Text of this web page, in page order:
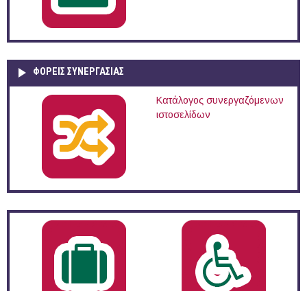
ΦΟΡΕΙΣ ΣΥΝΕΡΓΑΣΙΑΣ
Κατάλογος συνεργαζόμενων
ιστοσελίδων